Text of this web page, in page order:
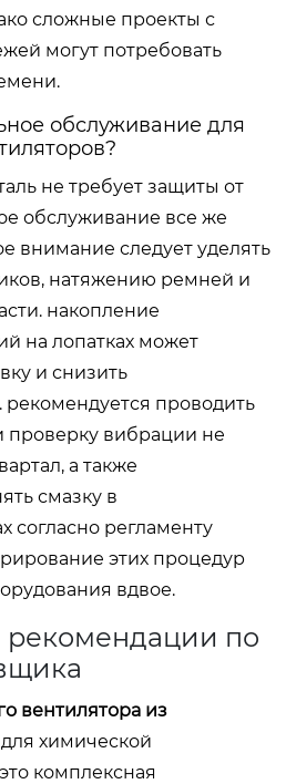
сложные проекты с
могут потребовать
обслуживание для
не требует защиты от
обслуживание все же
внимание следует уделять
натяжению ремней и
накопление
на лопатках может
и снизить
рекомендуется проводить
проверку вибрации не
а также
смазку в
согласно регламенту
этих процедур
вдвое.
по
вентилятора из
для химической
комплексная